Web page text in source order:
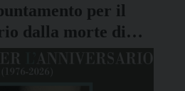
“Ti presento […] per il
dalla morte di